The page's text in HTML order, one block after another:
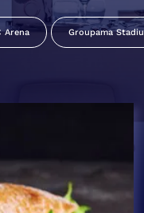
Arena Groupama